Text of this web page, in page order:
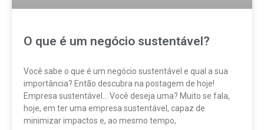
O que é um negócio sustentável?
Você sabe o que é um negócio sustentável e qual a sua
importância? Então descubra na postagem de hoje!
Empresa sustentável… Você deseja uma? Muito se fala,
hoje, em ter uma empresa sustentável, capaz de
minimizar impactos e, ao mesmo tempo,